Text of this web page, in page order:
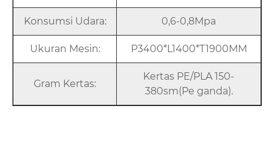
Konsumsi Udara: 0,6-0,8Mpa
Ukuran Mesin: P3400*L1400*T1900MM
Gram Kertas:
Kertas PE/PLA 150-
380sm(Pe ganda).